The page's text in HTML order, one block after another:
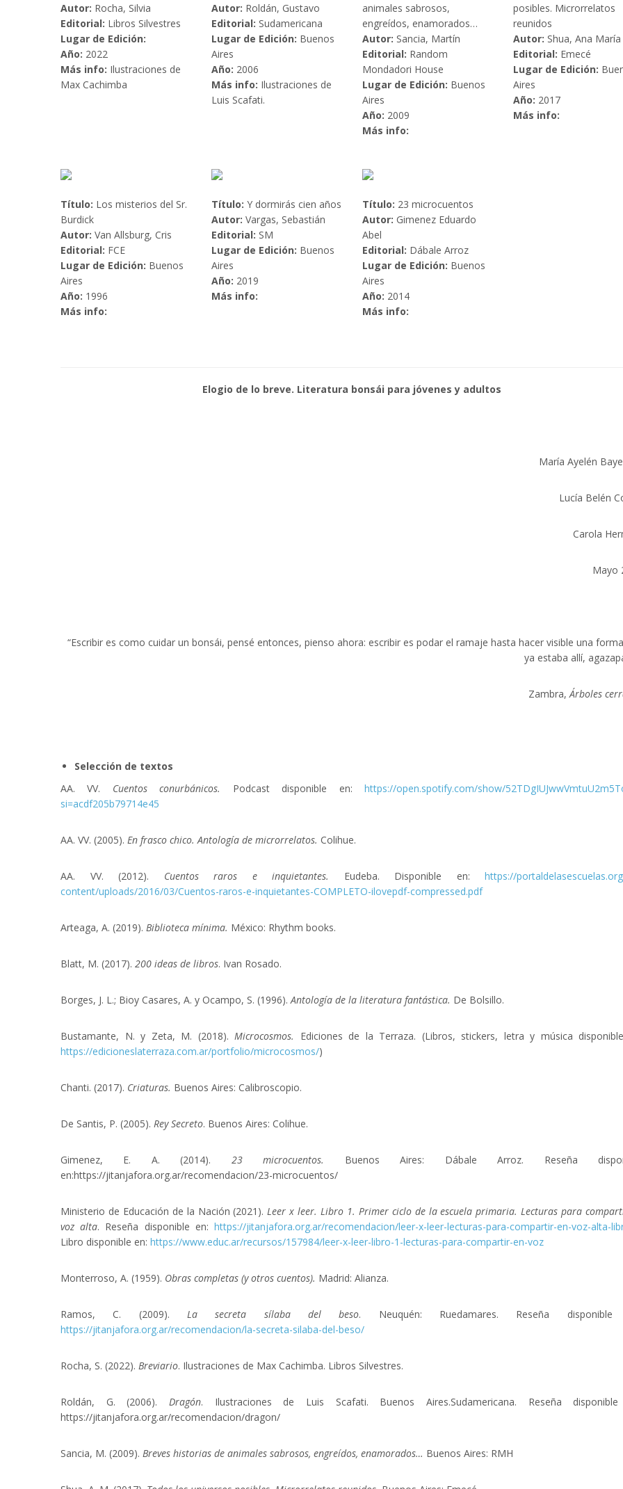
Autor: Rocha, Silvia
Editorial: Libros Silvestres
Lugar de Edición:
Año: 2022
Más info: Ilustraciones de
Max Cachimba
Autor: Roldán, Gustavo
Editorial: Sudamericana
Lugar de Edición: Buenos
Aires
Año: 2006
Más info: Ilustraciones de
Luis Scafati.
animales sabrosos,
engreídos, enamorados…
Autor: Sancia, Martín
Editorial: Random
Mondadori House
Lugar de Edición: Buenos
Aires
Año: 2009
Más info:
posibles. Microrrelatos
reunidos
Autor: Shua, Ana María
Editorial: Emecé
Lugar de Edición:
Aires
Año: 2017
Más info:
Título: Los misterios del Sr.
Burdick
Autor: Van Allsburg, Cris
Editorial: FCE
Lugar de Edición: Buenos
Aires
Año: 1996
Más info:
Título: Y dormirás cien años
Autor: Vargas, Sebastián
Editorial: SM
Lugar de Edición: Buenos
Aires
Año: 2019
Más info:
Título: 23 microcuentos
Autor: Gimenez Eduardo
Abel
Editorial: Dábale Arroz
Lugar de Edición: Buenos
Aires
Año: 2014
Más info:
Elogio de lo breve. Literatura bonsái para jóvenes y adultos
María Ayelén
Lucía Belén
Carola
Mayo
“Escribir es como cuidar un bonsái, pensé entonces, pienso ahora: escribir es podar el ramaje hasta hacer visible una
ya estaba allí,
Zambra,Árboles
Selección de textos
AA. VV. Cuentos conurbánicos. Podcast disponible en: https://open.spotify.com/show/
si=acdf205b79714e45
AA. VV. (2005). En frasco chico. Antología de microrrelatos. Colihue.
AA. VV. (2012). Cuentos raros e inquietantes. Eudeba. Disponible en: https://
content/uploads/2016/03/Cuentos-raros-e-inquietantes-COMPLETO-ilovepdf-compressed.pdf
Arteaga, A. (2019). Biblioteca mínima. México: Rhythm books.
Blatt, M. (2017). 200 ideas de libros. Ivan Rosado.
Borges, J. L.; Bioy Casares, A. y Ocampo, S. (1996).Antología de la literatura fantástica. De Bolsillo.
Bustamante, N. y Zeta, M. (2018).Microcosmos. Ediciones de la Terraza. (Libros, stickers, letra y música
https://edicioneslaterraza.com.ar/portfolio/microcosmos/)
Chanti. (2017). Criaturas. Buenos Aires: Calibroscopio.
De Santis, P. (2005). Rey Secreto. Buenos Aires: Colihue.
Gimenez, E. A. (2014). 23 microcuentos. Buenos Aires: Dábale Arroz. Reseña
en:https://jitanjafora.org.ar/recomendacion/23-microcuentos/
Ministerio de Educación de la Nación (2021).Leer x leer. Libro 1. Primer ciclo de la escuela primaria. Lecturas para
voz alta. Reseña disponible en:https://jitanjafora.org.ar/recomendacion/leer-x-leer-lecturas-para-compartir-en-voz-alta-
Libro disponible en: https://www.educ.ar/recursos/157984/leer-x-leer-libro-1-lecturas-para-compartir-en-voz
Monterroso, A. (1959). Obras completas (y otros cuentos). Madrid: Alianza.
Ramos, C. (2009). La secreta sílaba del beso. Neuquén: Ruedamares. Reseña disponible
https://jitanjafora.org.ar/recomendacion/la-secreta-silaba-del-beso/
Rocha, S. (2022). Breviario. Ilustraciones de Max Cachimba. Libros Silvestres.
Roldán, G. (2006). Dragón. Ilustraciones de Luis Scafati. Buenos Aires.Sudamericana. Reseña
https://jitanjafora.org.ar/recomendacion/dragon/
Sancia, M. (2009). Breves historias de animales sabrosos, engreídos, enamorados… Buenos Aires: RMH